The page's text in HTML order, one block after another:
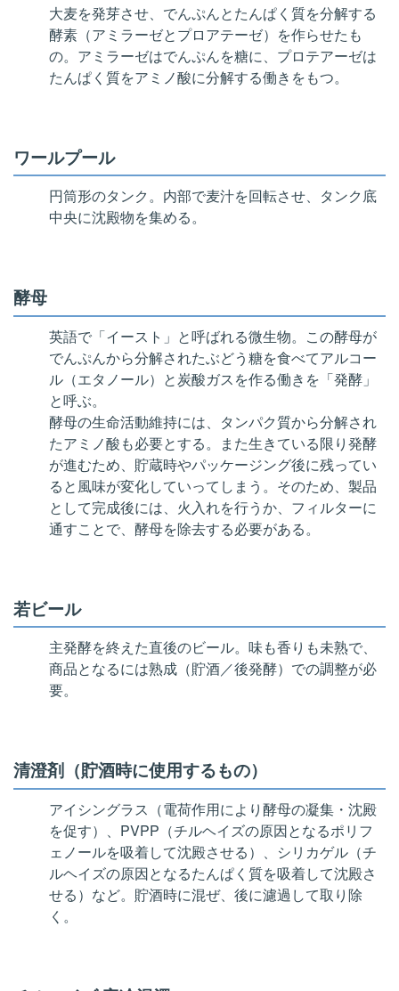
大麦を発芽させ、でんぷんとたんぱく質を分解する
酵素（アミラーゼとプロアテーゼ）を作らせたも
の。アミラーゼはでんぷんを糖に、プロテアーゼは
たんぱく質をアミノ酸に分解する働きをもつ。
ワールプール
円筒形のタンク。内部で麦汁を回転させ、タンク底
中央に沈殿物を集める。
酵母
英語で「イースト」と呼ばれる微生物。この酵母が
でんぷんから分解されたぶどう糖を食べてアルコー
ル（エタノール）と炭酸ガスを作る働きを「発酵」
と呼ぶ。
酵母の生命活動維持には、タンパク質から分解され
たアミノ酸も必要とする。また生きている限り発酵
が進むため、貯蔵時やパッケージング後に残ってい
ると風味が変化していってしまう。そのため、製品
として完成後には、火入れを行うか、フィルターに
通すことで、酵母を除去する必要がある。
若ビール
主発酵を終えた直後のビール。味も香りも未熟で、
商品となるには熟成（貯酒／後発酵）での調整が必
要。
清澄剤（貯酒時に使用するもの）
アイシングラス（電荷作用により酵母の凝集・沈殿
を促す）、PVPP（チルヘイズの原因となるポリフ
ェノールを吸着して沈殿させる）、シリカゲル（チ
ルヘイズの原因となるたんぱく質を吸着して沈殿さ
せる）など。貯酒時に混ぜ、後に濾過して取り除
く。